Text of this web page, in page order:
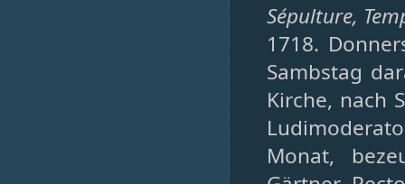
Sépulture,
1718.
Sambstag
Kirche, nach
Monat,